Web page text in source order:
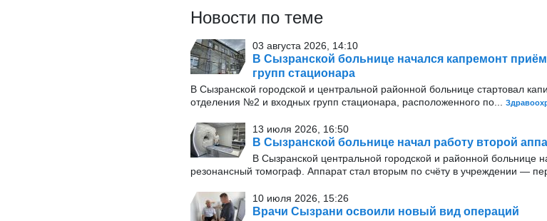
Новости по теме
03 августа 2026, 14:10
В Сызранской больнице начался капремонт
групп стационара
В Сызранской городской и центральной районной больнице стартовал
отделения №2 и входных групп стационара, расположенного по...
13 июля 2026, 16:50
В Сызранской больнице начал работу второй
В Сызранской центральной городской и районной больнице
резонансный томограф. Аппарат стал вторым по счёту в учреждении —
10 июля 2026, 15:26
Врачи Сызрани освоили новый вид операций